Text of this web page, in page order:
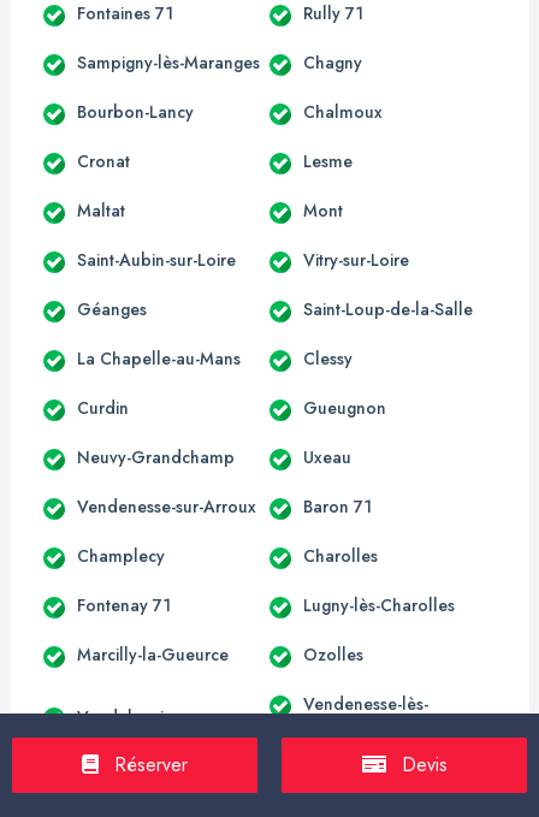
Fontaines 71 Rully 71
Sampigny-lès-Maranges Chagny
Bourbon-Lancy Chalmoux
Cronat Lesme
Maltat Mont
Saint-Aubin-sur-Loire Vitry-sur-Loire
Géanges Saint-Loup-de-la-Salle
La Chapelle-au-Mans Clessy
Curdin Gueugnon
Neuvy-Grandchamp Uxeau
Vendenesse-sur-Arroux Baron 71
Champlecy Charolles
Fontenay 71 Lugny-lès-Charolles
Marcilly-la-Gueurce Ozolles
Vaudebarrier
Vendenesse-lès-
Viry 71 Saint-Martin-Belle-Roche
Réserver Devis